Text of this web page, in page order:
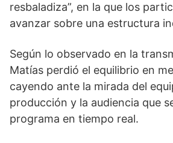
resbaladiza”, en la que los
avanzar sobre una estructura
Según lo observado en la
Matías perdió el equilibrio en
cayendo ante la mirada del
producción y la audiencia que
programa en tiempo real.